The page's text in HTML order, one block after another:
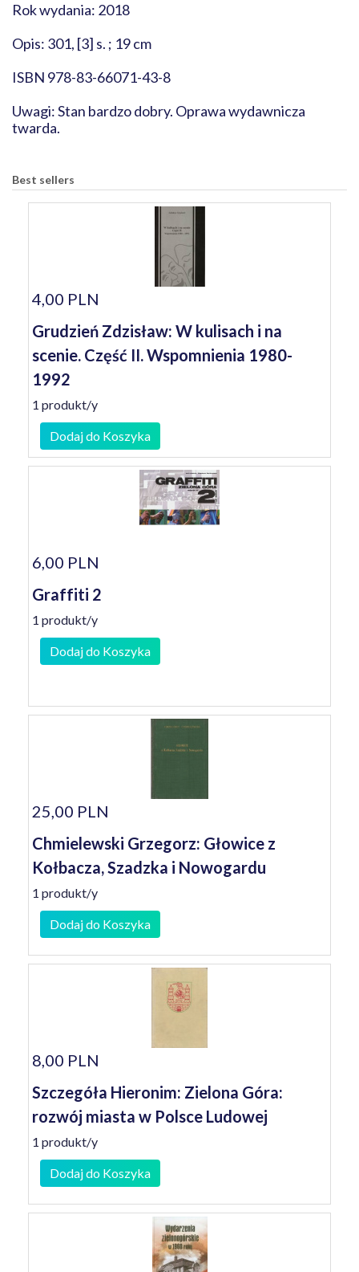
Rok wydania: 2018
Opis: 301, [3] s. ; 19 cm
ISBN 978-83-66071-43-8
Uwagi: Stan bardzo dobry. Oprawa wydawnicza
twarda.
Best sellers
4,00 PLN
Grudzień Zdzisław: W kulisach i na
scenie. Część II. Wspomnienia 1980-
1992
1 produkt/y
Dodaj do Koszyka
6,00 PLN
Graffiti 2
1 produkt/y
Dodaj do Koszyka
25,00 PLN
Chmielewski Grzegorz: Głowice z
Kołbacza, Szadzka i Nowogardu
1 produkt/y
Dodaj do Koszyka
8,00 PLN
Szczegóła Hieronim: Zielona Góra:
rozwój miasta w Polsce Ludowej
1 produkt/y
Dodaj do Koszyka